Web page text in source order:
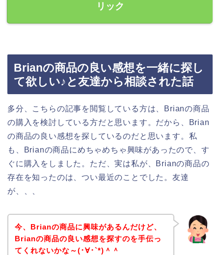
リック
Brianの商品の良い感想を一緒に探し
て欲しい♪と友達から相談された話
多分、こちらの記事を閲覧している方は、Brianの商品
の購入を検討している方だと思います。だから、Brian
の商品の良い感想を探しているのだと思います。私
も、Brianの商品にめちゃめちゃ興味があったので、す
ぐに購入をしました。ただ、実は私が、Brianの商品の
存在を知ったのは、つい最近のことでした。友達
が、、、
今、Brianの商品に興味があるんだけど、
Brianの商品の良い感想を探すのを手伝っ
てくれないかな～(･∀･`*)＾＾